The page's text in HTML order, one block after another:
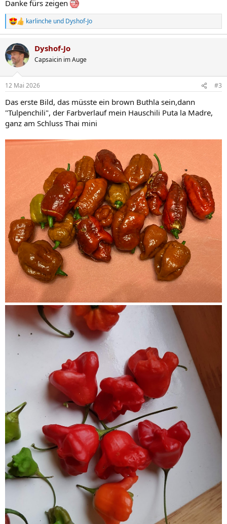
Danke fürs zeigen
R
e
k
t
i
n
e
:
karlinche und Dyshof-Jo
Dyshof-Jo
Capsaicin im Auge
12 Mai 2026 #3
Das erste Bild, das müsste ein brown Buthla sein,dann
"Tulpenchili", der Farbverlauf mein Hauschili Puta la Madre,
ganz am Schluss Thai mini